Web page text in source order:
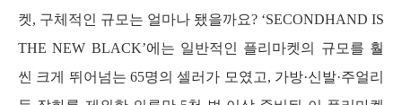
켓, 구체적인 규모는 얼마나 됐을까요? ‘SECONDHAND IS
THE NEW BLACK’에는 일반적인 플리마켓의 규모를 훨
씬 크게 뛰어넘는 65명의 셀러가 모였고, 가방·신발·주얼리